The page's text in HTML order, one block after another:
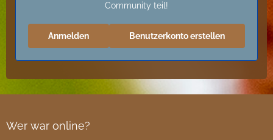
Community teil!
Benutzerkonto erstellen
Anmelden
Wer war online?